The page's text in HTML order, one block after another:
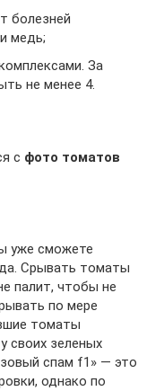
болезней
медь;
За
не менее 4.
с фото томатов
уже сможете
Срывать томаты
палит, чтобы не
по мере
томаты
своих зеленых
спам f1» — это
однако по